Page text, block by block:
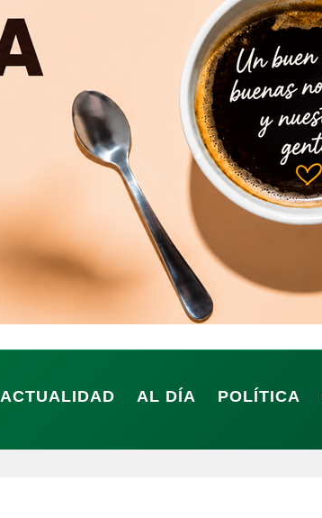
ACTUALIDAD AL DÍA POLÍTICA